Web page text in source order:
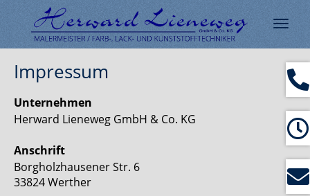
Impressum
Unternehmen
Herward Lieneweg GmbH & Co. KG
Anschrift
Borgholzhausener Str. 6
33824 Werther